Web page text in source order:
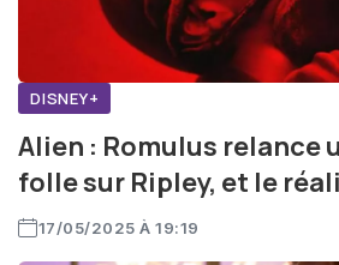
DISNEY+
Alien : Romulus relance
folle sur Ripley, et le
17/05/2025 À 19:19